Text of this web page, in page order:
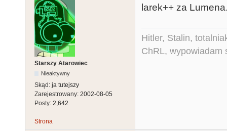
Starszy Atarowiec
Nieaktywny
Skąd: ja tutejszy
Zarejestrowany: 2002-08-05
Posty: 2,642
larek++ za
Hitler, Stalin,
ChRL, wypowiadam
Strona